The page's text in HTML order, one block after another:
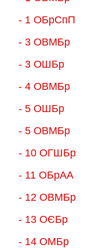
- 1 ОБрСпП
- 3 ОВМБр
- 3 ОШБр
- 4 ОВМБр
- 5 ОШБр
- 5 ОВМБр
- 10 ОГШБр
- 11 ОБрАА
- 12 ОВМБр
- 13 ОЄБр
- 14 ОМБр